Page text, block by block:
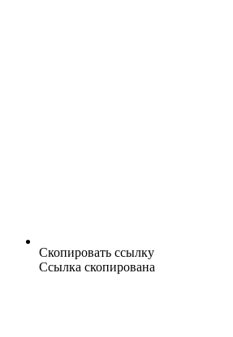
Скопировать ссылку
Ссылка скопирована